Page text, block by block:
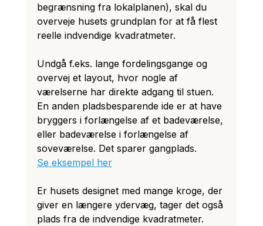
begrænsning fra lokalplanen), skal du
overveje husets grundplan for at få flest
reelle indvendige kvadratmeter.
Undgå f.eks. lange fordelingsgange og
overvej et layout, hvor nogle af
værelserne har direkte adgang til stuen.
En anden pladsbesparende ide er at have
bryggers i forlængelse af et badeværelse,
eller badeværelse i forlængelse af
soveværelse. Det sparer gangplads.
Se eksempel her
Er husets designet med mange kroge, der
giver en længere ydervæg, tager det også
plads fra de indvendige kvadratmeter.